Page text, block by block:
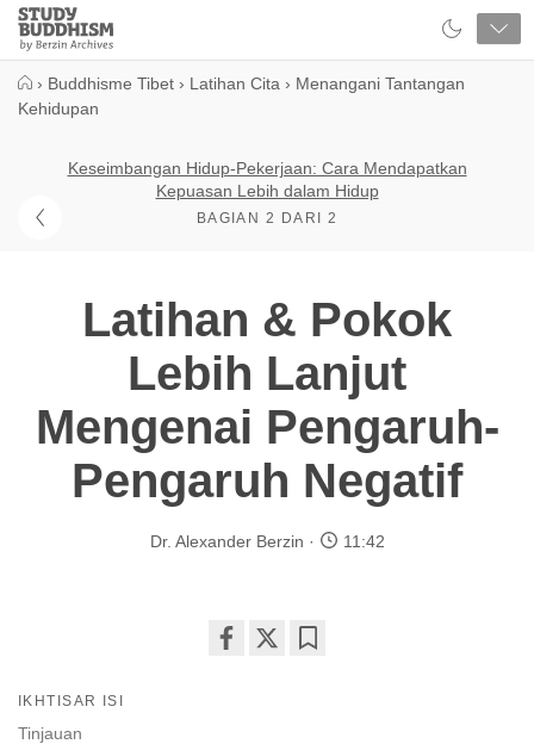
Close
Study
Buddhism
› Buddhisme Tibet › Latihan Cita › Menangani Tantangan
Kehidupan
Keseimbangan Hidup-Pekerjaan: Cara Mendapatkan
Kepuasan Lebih dalam Hidup
BAGIAN 2 DARI 2
Latihan & Pokok
Lebih Lanjut
Mengenai Pengaruh-
Pengaruh Negatif
Dr. Alexander Berzin 11:42
IKHTISAR ISI
Tinjauan